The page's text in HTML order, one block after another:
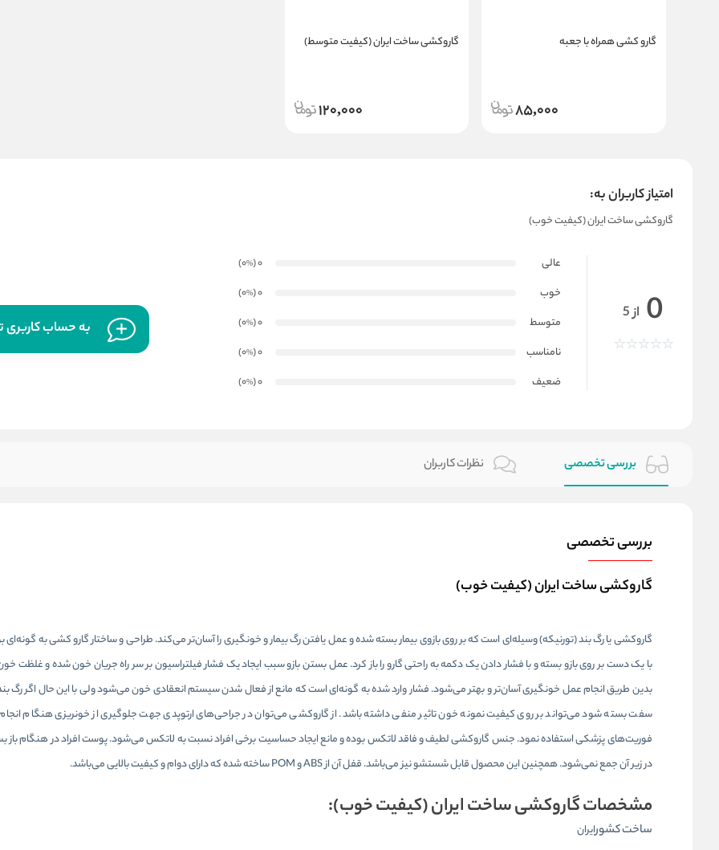
گارو کشی همراه با جعبه
85,000
گاروکشی ساخت ایران (کیفیت متوسط)
120,000
امتیاز کاربران به:
گاروکشی ساخت ایران (کیفیت خوب)
0 از 5
عالی 0
(0
%
)
خوب
0
(0
%
)
متوسط
0
(0
%
)
نامناسب
0
(0
%
)
ضعیف
0
(0
%
)
به حساب کاربری
بررسی تخصصی نظرات کاربران
بررسی تخصصی
گاروکشی ساخت ایران (کیفیت خوب)
گاروکشی یا رگ ‌بند (تورنیکه) وسیله‌ای است که بر روی بازوی بیمار بسته شده و عمل یافتن رگ بیمار و خونگیری را آسان‌تر می‌کند. طراحی و ساختار گارو کشی به گونه‌ای
با یک دست بر روی بازو بسته و با فشار دادن یک دکمه به راحتی گارو را باز کرد. عمل بستن بازو سبب ایجاد یک فشار فیلتراسیون بر سر راه جریان خون شده و غلظت
بدین طریق انجام عمل خونگیری آسان‌تر و بهتر می‌شود. فشار وارد شده به گونه‌ای است که مانع از فعال شدن سیستم انعقادی خون می‌شود ولی با این حال اگر رگ
سفت بسته شود می‌تواند بر روی کیفیت نمونه خون تاثیر منفی داشته باشد. از گاروکشی می‌توان در جراحی‌های ارتوپدی جهت جلوگیری از خونریزی هنگام
فوریت‌های پزشکی استفاده نمود. جنس گاروکشی لطیف و فاقد لاتکس بوده و مانع ایجاد حساسیت برخی افراد نسبت به لاتکس می‌شود. پوست افراد در هنگام
در زیر آن جمع نمی‌شود. همچنین این محصول قابل شستشو نیز می‌باشد. قفل آن از ABS و POM ساخته شده که دارای دوام و کیفیت بالایی می‌باشد.
مشخصات گاروکشی ساخت ایران (کیفیت خوب):
ساخت کشورایران